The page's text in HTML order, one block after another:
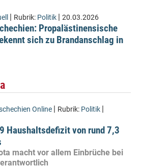
| Rubrik: Politik | 20.03.2026
Propalästinensische
sich zu Brandanschlag in
Online | Rubrik: Politik |
Haushaltsdefizit von rund 7,3
macht vor allem Einbrüche bei